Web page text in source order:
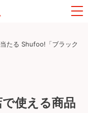
たる Shufoo!「ブラック
使える商品